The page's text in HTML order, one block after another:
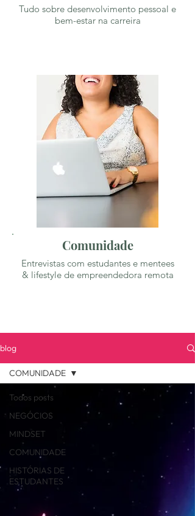
Tudo sobre desenvolvimento pessoal e
bem-estar na carreira
Comunidade
Entrevistas com estudantes e mentees
& lifestyle de empreendedora remota
blog
Todos posts
NEGÓCIOS
MINDSET
COMUNIDADE
HISTÓRIAS DE
ESTUDANTES
COMUNIDADE